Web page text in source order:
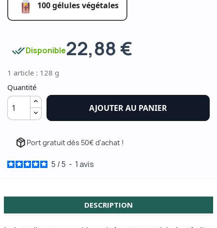
100 gélules végétales
done_allDisponible22,88 €
1 article : 128 g
Quantité
AJOUTER AU PANIER
package_2 Port gratuit dès 50€ d'achat !
5 /5 - 1 avis
DESCRIPTION